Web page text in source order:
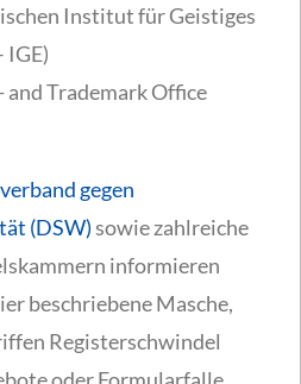
Institut für Geistiges
IGE)
and Trademark Office
gegen
(DSW)sowie zahlreiche
informieren
beschriebene Masche,
Registerschwindel